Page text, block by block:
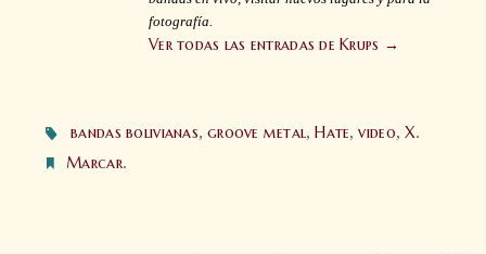
fotografía.
Ver todas las entradas de Krups →
bandas bolivianas, groove metal,Hate,video, X.
Marcar.